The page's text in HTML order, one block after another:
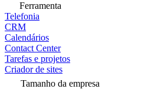
Ferramenta
Telefonia
CRM
Calendários
Contact Center
Tarefas e projetos
Criador de sites
Tamanho da empresa